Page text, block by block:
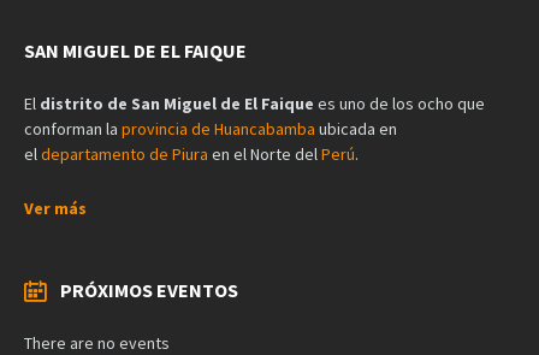
SAN MIGUEL DE EL FAIQUE
El distrito de San Miguel de El Faique es uno de los ocho que
conforman la provincia de Huancabamba ubicada en
eldepartamento de Piura en el Norte delPerú.
Ver más
PRÓXIMOS EVENTOS
There are no events